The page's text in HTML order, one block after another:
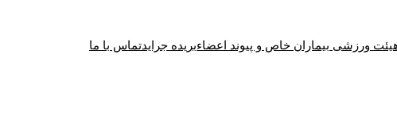
ورزشی بیماران خاص و پیوند اعضاءبریده جرایدتماس با ما